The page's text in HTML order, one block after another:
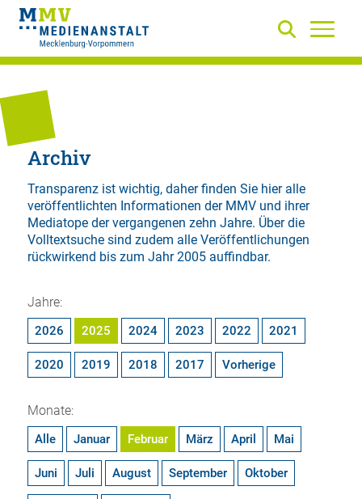
Archiv
Transparenz ist wichtig, daher finden Sie hier alle
veröffentlichten Informationen der MMV und ihrer
Mediatope der vergangenen zehn Jahre. Über die
Volltextsuchesind zudem alle Veröffentlichungen
rückwirkend bis zum Jahr 2005 auffindbar.
Jahre:
2026 2025 2024 2023 2022 2021
2020 2019 2018 2017 Vorherige
Monate:
Alle Januar Februar März April Mai
Juni Juli August September Oktober